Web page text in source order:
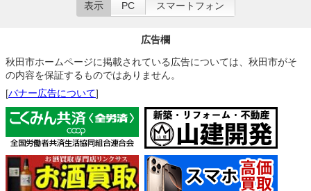
表示 PC スマートフォン
広告欄
秋田市ホームページに掲載されている広告については、秋田市がそ
の内容を保証するものではありません。
[バナー広告について]